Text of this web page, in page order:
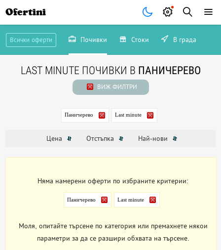
Ofertini
Всички оферти Почивки Стоки В града
LAST MINUTE ПОЧИВКИ В ПАНИЧЕРЕВО
ВИЖ ФИЛТРИ
Паничерево Last minute
Цена Отстъпка Най-нови
Няма намерени оферти по избраните критерии:
Паничерево Last minute
Моля, опитайте търсене по категория или премахнете някои
параметри за да се разшири обхвата на търсене.